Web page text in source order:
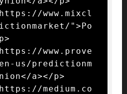
www.mixcl
">Po
www.prove
us/predictionm
a></p>
medium.co